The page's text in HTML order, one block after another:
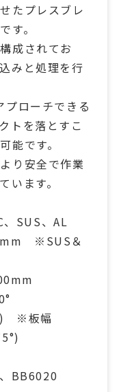
たプレスブレ
す。
成されてお
みと処理を行
ローチできる
トを落とすこ
能です。
り安全で作業
います。
、SUS、AL
※SUS＆
※板幅
BB6020